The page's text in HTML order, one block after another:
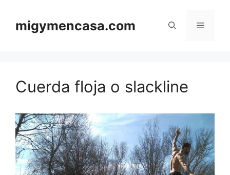
contenido
migymencasa.com Menú
Cuerda floja o slackline